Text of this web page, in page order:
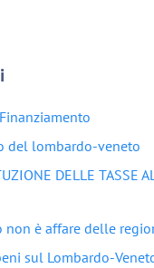
del lombardo-veneto
DELLE TASSE
non è affare delle
sul Lombardo-